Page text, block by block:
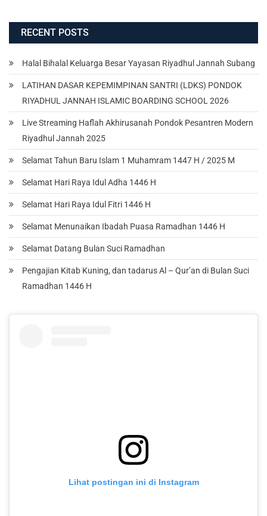
RECENT POSTS
Halal Bihalal Keluarga Besar Yayasan Riyadhul Jannah Subang
LATIHAN DASAR KEPEMIMPINAN SANTRI (LDKS) PONDOK
RIYADHUL JANNAH ISLAMIC BOARDING SCHOOL 2026
Live Streaming Haflah Akhirusanah Pondok Pesantren Modern
Riyadhul Jannah 2025
Selamat Tahun Baru Islam 1 Muhamram 1447 H / 2025 M
Selamat Hari Raya Idul Adha 1446 H
Selamat Hari Raya Idul Fitri 1446 H
Selamat Menunaikan Ibadah Puasa Ramadhan 1446 H
Selamat Datang Bulan Suci Ramadhan
Pengajian Kitab Kuning, dan tadarus Al – Qur’an di Bulan Suci
Ramadhan 1446 H
Lihat postingan ini di Instagram